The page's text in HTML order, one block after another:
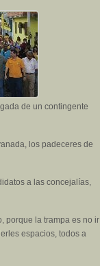
de un contingente
los padeceres de
a las concejalías,
porque la trampa es no ir
espacios, todos a